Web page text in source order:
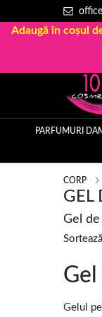
Adaugă în coșul
PARFUMURI
CORP
GEL
Gel
Sortează
Gelul